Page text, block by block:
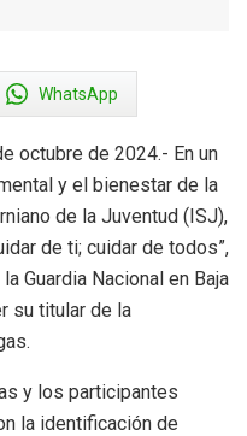
WhatsApp
octubre de 2024.- En un
y el bienestar de la
de la Juventud (ISJ),
de ti; cuidar de todos”,
Guardia Nacional en Baja
su titular de la
y los participantes
la identificación de